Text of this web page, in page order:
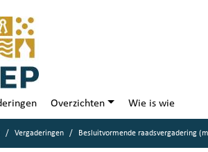
Overzichten Wie is wie
Vergaderingen Besluitvormende raadsvergadering